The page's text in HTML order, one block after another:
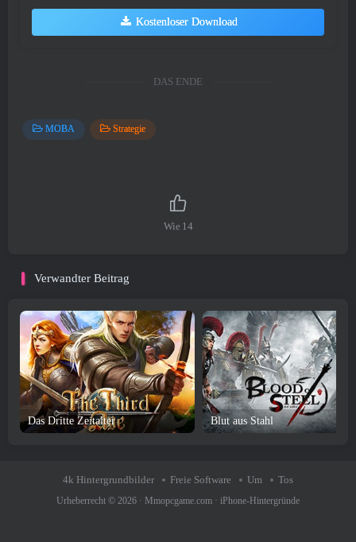
Kostenloser Download
DAS ENDE
MOBA Strategie
Wie 14
Verwandter Beitrag
Das Dritte Zeitalter Blut aus Stahl
4k Hintergrundbilder Freie Software Um Tos
Urheberrecht © 2026 · Mmopcgame.com · iPhone-Hintergründe